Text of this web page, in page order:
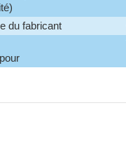
du fabricant